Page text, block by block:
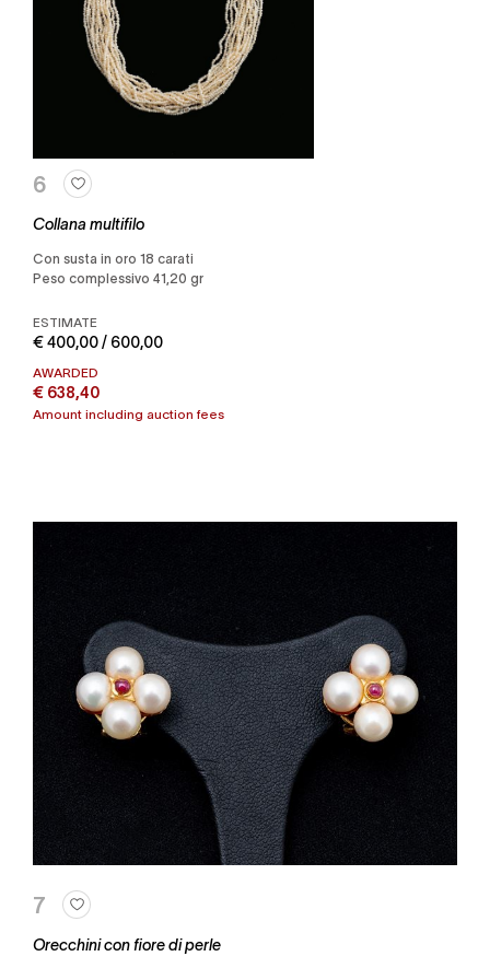
6
Collana multifilo
con susta in oro 18 carati
Peso complessivo 41,20 gr
ESTIMATE
€ 400,00 / 600,00
AWARDED
€ 638,40
Amount including auction fees
7
Orecchini con fiore di perle